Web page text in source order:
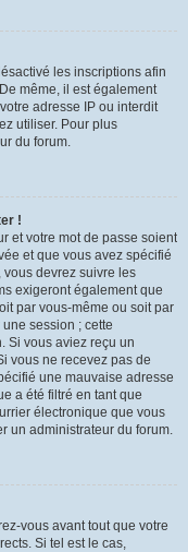
les inscriptions afin
même, il est également
adresse IP ou interdit
utiliser. Pour plus
du forum.
!
et votre mot de passe soient
et que vous avez spécifié
vous devrez suivre les
exigeront également que
par vous-même ou soit par
session ; cette
Si vous aviez reçu un
vous ne recevez pas de
une mauvaise adresse
a été filtré en tant que
électronique que vous
un administrateur du forum.
vous avant tout que votre
Si tel est le cas,